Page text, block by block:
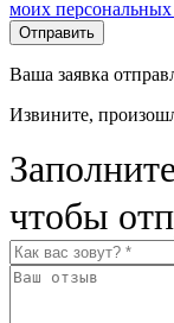
моих
Отправить
Ваша заявка
Извините,
чтобы